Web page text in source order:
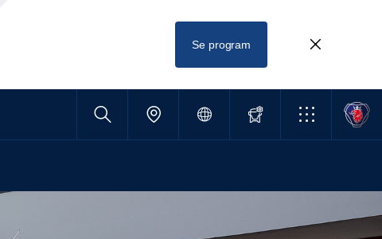
Se program